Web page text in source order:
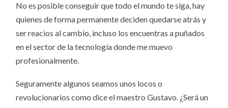
No es posible conseguir que todo el mundo te siga, hay
quienes de forma permanente deciden quedarse atrás y
ser reacios al cambio, incluso los encuentras a puñados
en el sector de la tecnología donde me muevo
profesionalmente.
Seguramente algunos seamos unos locos o
revolucionarios como dice el maestro Gustavo. ¿Será un